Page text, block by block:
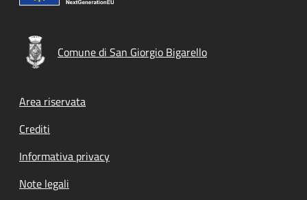
Comune di San Giorgio Bigarello
Footer menu
Area riservata
Crediti
Informativa privacy
Note legali